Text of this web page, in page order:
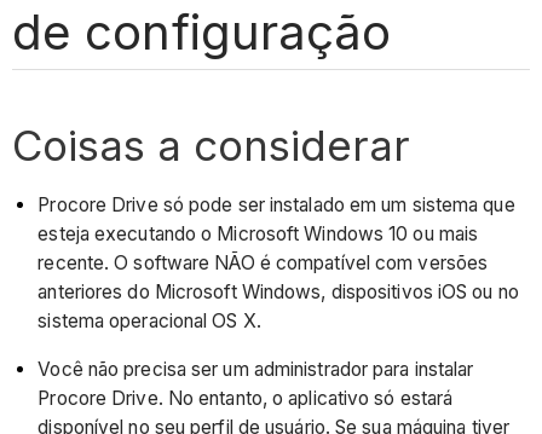
de configuração
Coisas a considerar
Procore Drive só pode ser instalado em um sistema que
esteja executando o Microsoft Windows 10 ou mais
recente. O software NÃO é compatível com versões
anteriores do Microsoft Windows, dispositivos iOS ou no
sistema operacional OS X.
Você não precisa ser um administrador para instalar
Procore Drive. No entanto, o aplicativo só estará
disponível no seu perfil de usuário. Se sua máquina tiver